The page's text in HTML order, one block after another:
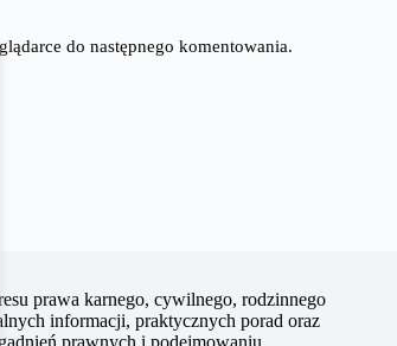
do następnego komentowania.
prawa karnego, cywilnego, rodzinnego
informacji, praktycznych porad oraz